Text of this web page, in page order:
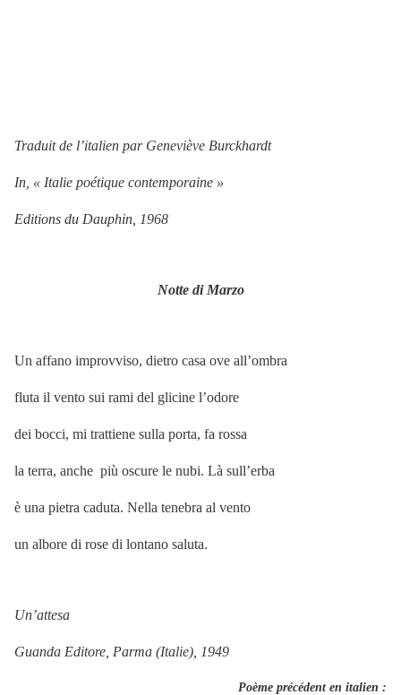
Traduit de l’italien par Geneviève Burckhardt
In, « Italie poétique contemporaine »
Editions du Dauphin, 1968
Notte di Marzo
Un affano improvviso, dietro casa ove all’ombra
fluta il vento sui rami del glicine l’odore
dei bocci, mi trattiene sulla porta, fa rossa
la terra, anche più oscure le nubi. Là sull’erba
è una pietra caduta. Nella tenebra al vento
un albore di rose di lontano saluta.
Un’attesa
Guanda Editore, Parma (Italie), 1949
Poème précédent en italien :